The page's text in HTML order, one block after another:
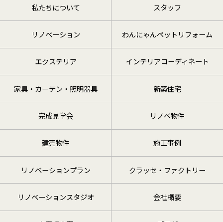
私たちについて スタッフ
リノベーション わんにゃんペットリフォーム
エクステリア インテリアコーディネート
家具・カーテン・照明器具 新築住宅
完成見学会 リノベ物件
建売物件 施工事例
リノベーションプラン クラッセ・ファクトリー
リノベーションスタジオ 会社概要